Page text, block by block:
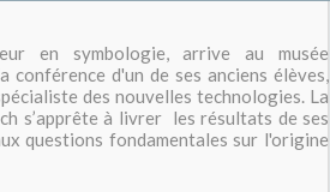
en symbologie, arrive au musée
d'un de ses anciens élèves,
des nouvelles technologies. La
s’apprête à livrer les résultats de ses
questions fondamentales sur l'origine